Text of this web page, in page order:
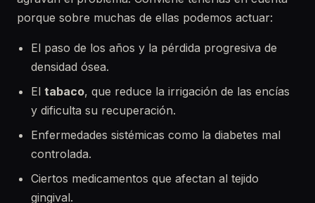
porque sobre muchas de ellas podemos actuar:
El paso de los años y la pérdida progresiva de
densidad ósea.
El tabaco, que reduce la irrigación de las encías
y dificulta su recuperación.
Enfermedades sistémicas como la diabetes mal
controlada.
Ciertos medicamentos que afectan al tejido
gingival.